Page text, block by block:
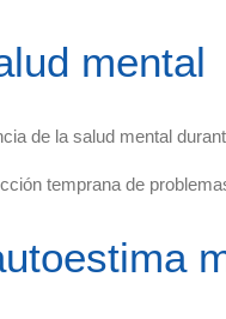
mental
de la salud mental
temprana de